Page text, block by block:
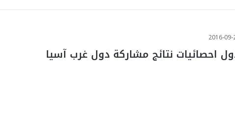
2016-09-
احصائيات نتائج مشاركة دول غرب آسيا